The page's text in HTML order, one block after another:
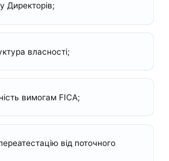
Директорів;
власності;
вимогам FICA;
від поточного